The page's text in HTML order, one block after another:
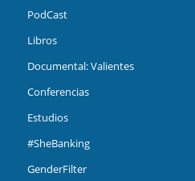
PodCast
Libros
Documental: Valientes
Conferencias
Estudios
#SheBanking
GenderFilter